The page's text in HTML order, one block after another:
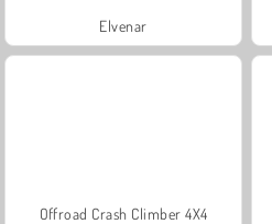
Elvenar
Offroad Crash Climber 4X4